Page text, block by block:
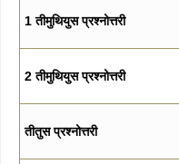
1 तीमुथियुस प्रश्नोत्तरी
2 तीमुथियुस प्रश्नोत्तरी
तीतुस प्रश्नोत्तरी